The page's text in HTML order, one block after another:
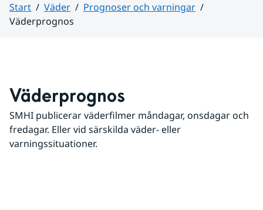
Start Väder
Prognoser och varningar
Väderprognos
Väderprognos
SMHI publicerar väderfilmer måndagar, onsdagar och
fredagar. Eller vid särskilda väder- eller
varningssituationer.